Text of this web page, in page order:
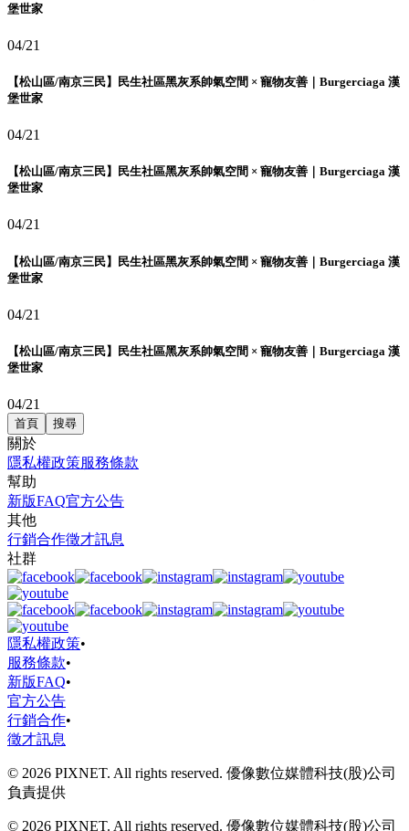
堡世家
04/21
【松山區/南京三民】民生社區黑灰系帥氣空間 × 寵物友善｜Burgerciaga 漢
堡世家
04/21
【松山區/南京三民】民生社區黑灰系帥氣空間 × 寵物友善｜Burgerciaga 漢
堡世家
04/21
【松山區/南京三民】民生社區黑灰系帥氣空間 × 寵物友善｜Burgerciaga 漢
堡世家
04/21
【松山區/南京三民】民生社區黑灰系帥氣空間 × 寵物友善｜Burgerciaga 漢
堡世家
04/21
首頁 搜尋
關於
隱私權政策服務條款
幫助
新版FAQ官方公告
其他
行銷合作徵才訊息
社群
隱私權政策•
服務條款•
新版FAQ•
官方公告
行銷合作•
徵才訊息
© 2026 PIXNET. All rights reserved. 優像數位媒體科技(股)公司
負責提供
© 2026 PIXNET. All rights reserved. 優像數位媒體科技(股)公司